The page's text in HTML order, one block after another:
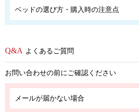
ベッドの選び方・購入時の注意点
よくあるご質問
お問い合わせの前にご確認ください
メールが届かない場合